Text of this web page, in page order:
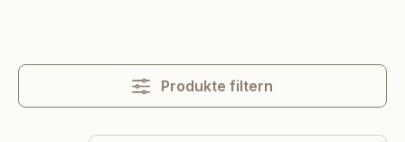
Produkte filtern